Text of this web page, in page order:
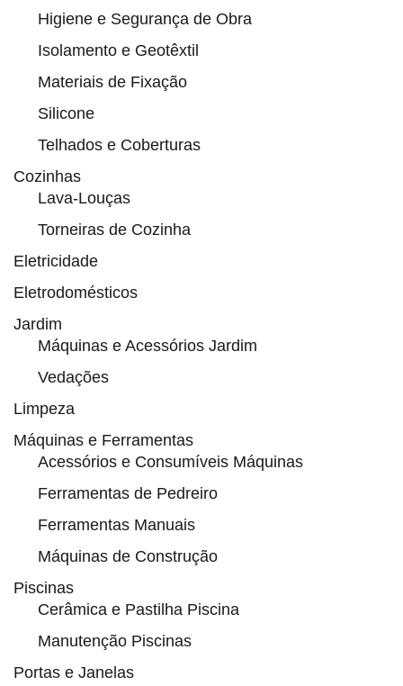
Higiene e Segurança de Obra
Isolamento e Geotêxtil
Materiais de Fixação
Silicone
Telhados e Coberturas
Cozinhas
Lava-Louças
Torneiras de Cozinha
Eletricidade
Eletrodomésticos
Jardim
Máquinas e Acessórios Jardim
Vedações
Limpeza
Máquinas e Ferramentas
Acessórios e Consumíveis Máquinas
Ferramentas de Pedreiro
Ferramentas Manuais
Máquinas de Construção
Piscinas
Cerâmica e Pastilha Piscina
Manutenção Piscinas
Portas e Janelas